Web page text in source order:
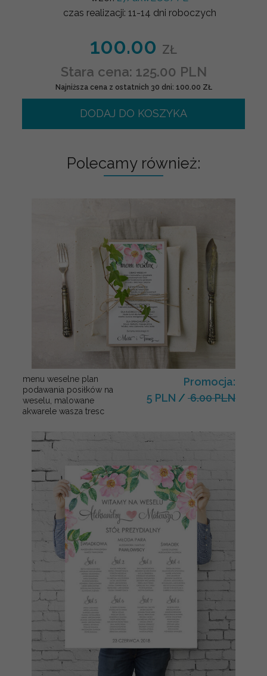
czas realizacji: 11-14 dni roboczych
100.00 ZŁ
Stara cena: 125.00 PLN
Najniższa cena z ostatnich 30 dni: 100.00 ZŁ
DODAJ DO KOSZYKA
Polecamy również:
menu weselne plan
podawania posiłków na
weselu, malowane
akwarele wasza tresc
Promocja:
5 PLN / 6.00 PLN